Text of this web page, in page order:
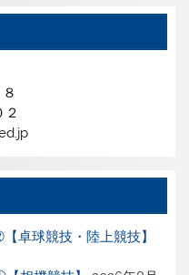
卓球競技・陸上競技】